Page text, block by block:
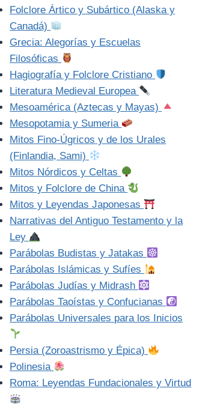
Folclore Ártico y Subártico (Alaska y
Canadá)
Grecia: Alegorías y Escuelas
Filosóficas
Hagiografía y Folclore Cristiano
Literatura Medieval Europea
Mesoamérica (Aztecas y Mayas)
Mesopotamia y Sumeria
Mitos Fino-Úgricos y de los Urales
(Finlandia, Sami)
Mitos Nórdicos y Celtas
Mitos y Folclore de China
Mitos y Leyendas Japonesas
Narrativas del Antiguo Testamento y la
Ley
Parábolas Budistas y Jatakas
Parábolas Islámicas y Sufíes
Parábolas Judías y Midrash
Parábolas Taoístas y Confucianas
Parábolas Universales para los Inicios
Persia (Zoroastrismo y Épica)
Polinesia
Roma: Leyendas Fundacionales y Virtud